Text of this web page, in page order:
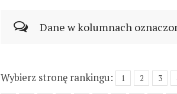
Dane w kolumnach
Wybierz stronę rankingu: 1 2 3